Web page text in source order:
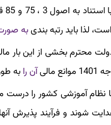
لذا باید رتبه بندیبه
آن را به
آموزشی کشور را درست
شوند و فرآیند پذیرش